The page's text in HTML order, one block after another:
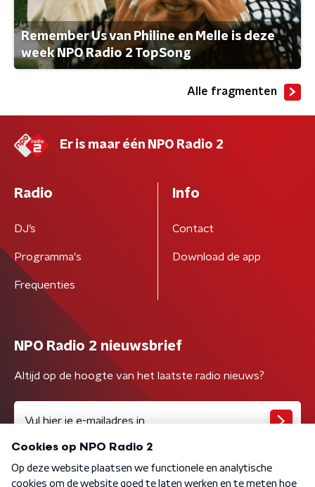
Remember Us van Philine en Melle is deze
week NPO Radio 2 TopSong
Alle fragmenten
Er is maar één NPO Radio 2
Radio
DJ’s
Programma's
Frequenties
Info
Contact
Download de app
NPO Radio 2 nieuwsbrief
Altijd op de hoogte van het laatste radio nieuws?